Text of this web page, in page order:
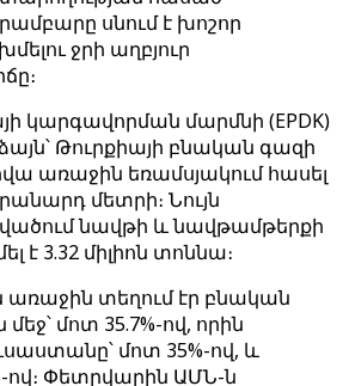
սնում է խոշոր
ջրի աղբյուր
կարգավորման մարմնի (EPDK)
Թուրքիայի բնական գազի
առաջին եռամսյակում հասել
մետրի։ Նույն
նավթի և նավթամթերքի
է 3.32 միլիոն տոննա։
առաջին տեղում էր բնական
մոտ 35.7%-ով, որին
մոտ 35%-ով, և
ով։ Փետրվարին ԱՄՆ-ն